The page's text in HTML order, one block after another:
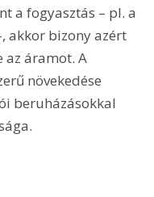
a fogyasztás – pl. a
akkor bizony azért
az áramot. A
növekedése
beruházásokkal